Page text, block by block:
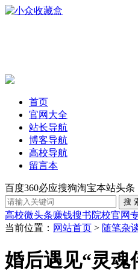
首页
官网大全
站长导航
博客导航
高校导航
留言本
百度360必应搜狗淘宝本站头条
高校微头条赚钱搜书院校官网
当前位置： 网站首页 > 随笔杂
婚后遇见“灵魂